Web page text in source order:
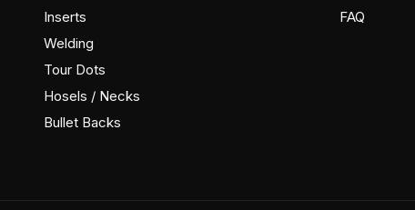
Inserts
Welding
Tour Dots
Hosels / Necks
Bullet Backs
FAQ